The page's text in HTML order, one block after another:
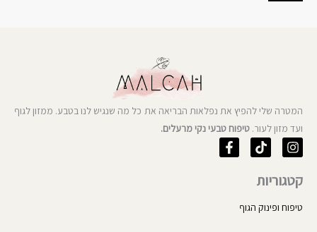
המטרה שלי להפיץ את נפלאות הבריאה את כל מה שנגיש לנו בטבע. ממזון לגוף
ועד מזון לעור. טיפוח טבעי נקי מרעלים.
I
n
t
g
T
i
t
k
F
a
קטגוריות
טיפוח ופינוק הגוף